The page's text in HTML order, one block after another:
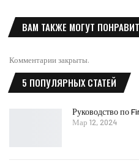
ВАМ ТАКЖЕ МОГУТ
Комментарии закрыты.
5 ПОПУЛЯРНЫХ СТАТЕЙ
Руководство по
Мар 12, 2024